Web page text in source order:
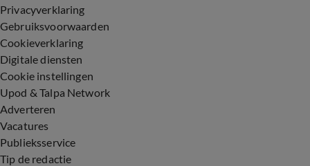
Privacyverklaring
Gebruiksvoorwaarden
Cookieverklaring
Digitale diensten
Cookie instellingen
Upod & Talpa Network
Adverteren
Vacatures
Publieksservice
Tip de redactie